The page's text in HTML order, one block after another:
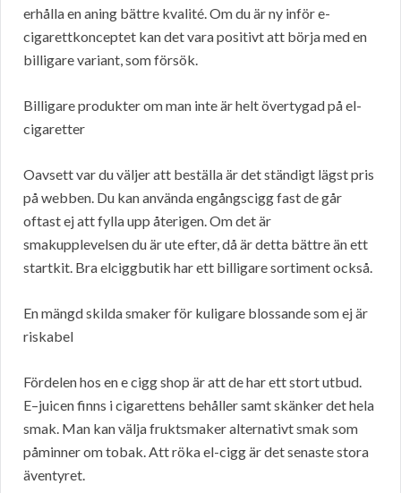
erhålla en aning bättre kvalité. Om du är ny inför e-
cigarettkonceptet kan det vara positivt att börja med en
billigare variant, som försök.
Billigare produkter om man inte är helt övertygad på el-
cigaretter
Oavsett var du väljer att beställa är det ständigt lägst pris
på webben. Du kan använda engångscigg fast de går
oftast ej att fylla upp återigen. Om det är
smakupplevelsen du är ute efter, då är detta bättre än ett
startkit. Bra elciggbutik har ett billigare sortiment också.
En mängd skilda smaker för kuligare blossande som ej är
riskabel
Fördelen hos en e cigg shop är att de har ett stort utbud.
E–juicen finns i cigarettens behåller samt skänker det hela
smak. Man kan välja fruktsmaker alternativt smak som
påminner om tobak. Att röka el-cigg är det senaste stora
äventyret.